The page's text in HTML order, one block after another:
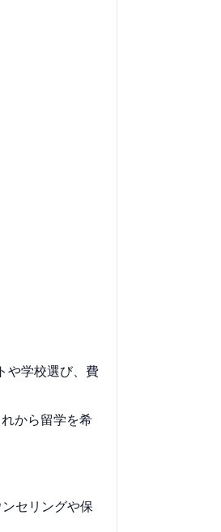
や学校選び、費
から留学を希
セリングや保